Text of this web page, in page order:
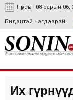
Пүрэв - 08 сарын 06,
Бидэнтэй нэгдээрэй:
Их